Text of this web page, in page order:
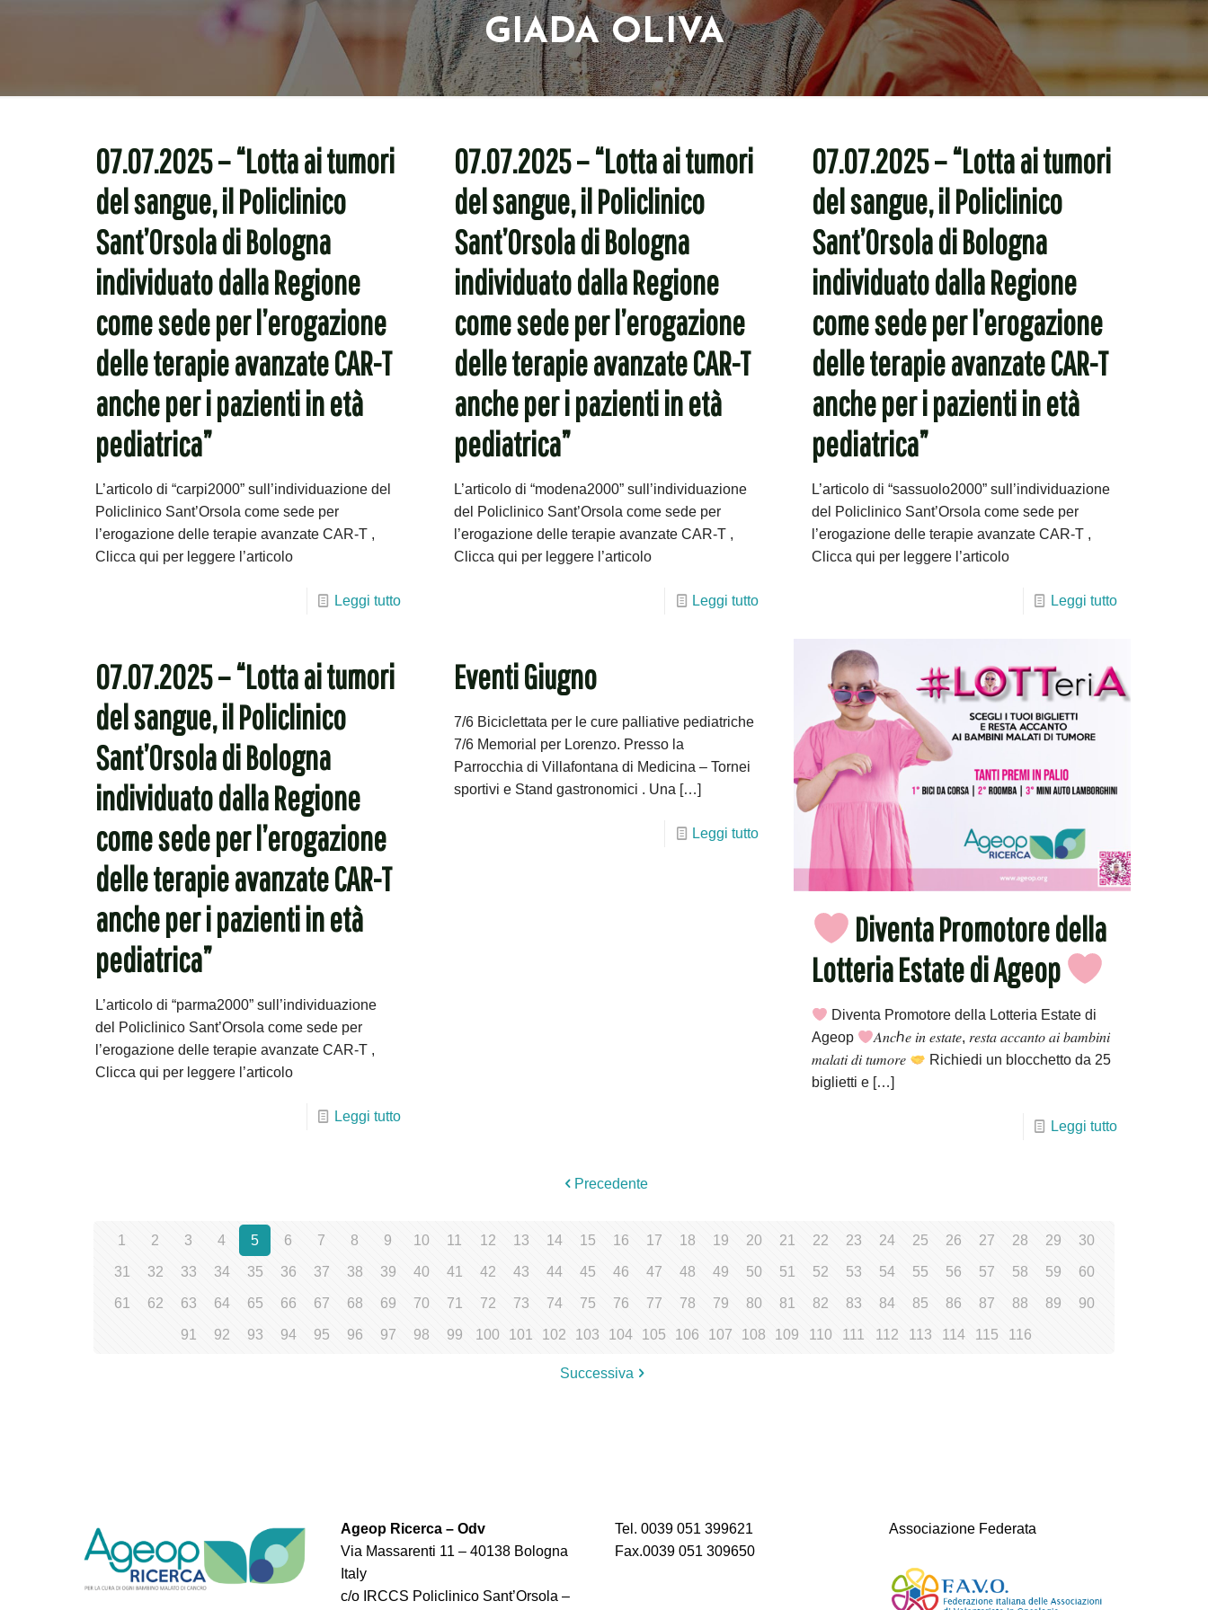
GIADA OLIVA
07.07.2025 – “Lotta ai tumori
del sangue, il Policlinico
Sant’Orsola di Bologna
individuato dalla Regione
come sede per l’erogazione
delle terapie avanzate CAR-T
anche per i pazienti in età
pediatrica”
L’articolo di “carpi2000” sull’individuazione del
Policlinico Sant’Orsola come sede per
l’erogazione delle terapie avanzate CAR-T ,
Clicca qui per leggere l’articolo
Leggi tutto
07.07.2025 – “Lotta ai tumori
del sangue, il Policlinico
Sant’Orsola di Bologna
individuato dalla Regione
come sede per l’erogazione
delle terapie avanzate CAR-T
anche per i pazienti in età
pediatrica”
L’articolo di “modena2000” sull’individuazione
del Policlinico Sant’Orsola come sede per
l’erogazione delle terapie avanzate CAR-T ,
Clicca qui per leggere l’articolo
Leggi tutto
07.07.2025 – “Lotta ai tumori
del sangue, il Policlinico
Sant’Orsola di Bologna
individuato dalla Regione
come sede per l’erogazione
delle terapie avanzate CAR-T
anche per i pazienti in età
pediatrica”
L’articolo di “sassuolo2000” sull’individuazione
del Policlinico Sant’Orsola come sede per
l’erogazione delle terapie avanzate CAR-T ,
Clicca qui per leggere l’articolo
Leggi tutto
07.07.2025 – “Lotta ai tumori
del sangue, il Policlinico
Sant’Orsola di Bologna
individuato dalla Regione
come sede per l’erogazione
delle terapie avanzate CAR-T
anche per i pazienti in età
pediatrica”
L’articolo di “parma2000” sull’individuazione
del Policlinico Sant’Orsola come sede per
l’erogazione delle terapie avanzate CAR-T ,
Clicca qui per leggere l’articolo
Leggi tutto
Eventi Giugno
7/6 Biciclettata per le cure palliative pediatriche
7/6 Memorial per Lorenzo. Presso la
Parrocchia di Villafontana di Medicina – Tornei
sportivi e Stand gastronomici . Una […]
Leggi tutto
Diventa Promotore della
Lotteria Estate di Ageop
Diventa Promotore della Lotteria Estate di
Ageop
𝐴𝑛𝑐ℎ𝑒 𝑖𝑛 𝑒𝑠𝑡𝑎𝑡𝑒, 𝑟𝑒𝑠𝑡𝑎 𝑎𝑐𝑐𝑎𝑛𝑡𝑜 𝑎𝑖 𝑏𝑎𝑚𝑏𝑖𝑛𝑖
𝑚𝑎𝑙𝑎𝑡𝑖 𝑑𝑖 𝑡𝑢𝑚𝑜𝑟𝑒
Richiedi un blocchetto da 25
biglietti e […]
Leggi tutto
Precedente
1 2 3 4 5 6 7 8 9 10 11 12 13 14 15 16 17 18 19 20 21 22 23 24 25 26 27 28 29 30
31 32 33 34 35 36 37 38 39 40 41 42 43 44 45 46 47 48 49 50 51 52 53 54 55 56 57 58 59 60
61 62 63 64 65 66 67 68 69 70 71 72 73 74 75 76 77 78 79 80 81 82 83 84 85 86 87 88 89 90
91 92 93 94 95 96 97 98 99 100 101 102 103 104 105 106 107 108 109 110 111 112 113 114 115 116
Successiva
Ageop Ricerca – Odv
Via Massarenti 11 – 40138 Bologna
Italy
c/o IRCCS Policlinico Sant’Orsola –
Tel. 0039 051 399621
Fax.0039 051 309650
Associazione Federata